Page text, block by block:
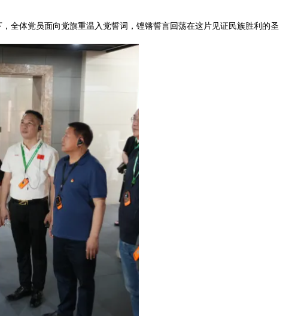
全体党员面向党旗重温入党誓词，铿锵誓言回荡在这片见证民族胜利的圣